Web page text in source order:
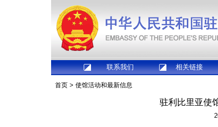
联系我们 相关链接
首页 > 使馆活动和最新信息
驻利比里亚使